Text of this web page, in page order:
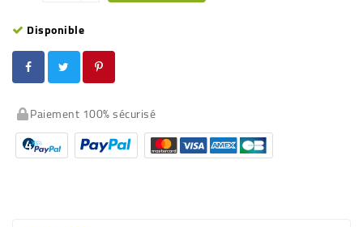
Disponible
Paiement 100% sécurisé